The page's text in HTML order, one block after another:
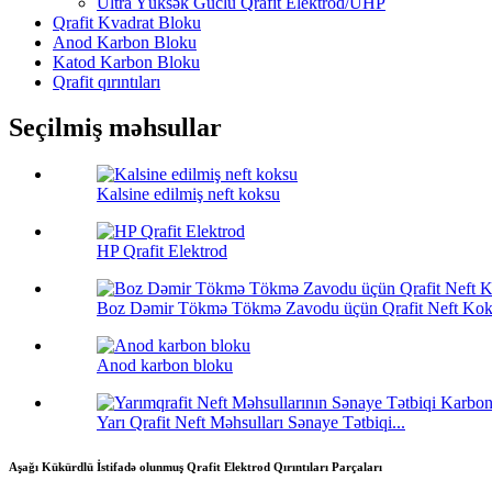
Qrafit Kvadrat Bloku
Anod Karbon Bloku
Katod Karbon Bloku
Qrafit qırıntıları
Seçilmiş məhsullar
Kalsine edilmiş neft koksu
HP Qrafit Elektrod
Boz Dəmir Tökmə Tökmə Zavodu üçün Qrafit Neft
Anod karbon bloku
Yarı Qrafit Neft Məhsulları Sənaye Tətbiqi...
Aşağı Kükürdlü İstifadə olunmuş Qrafit Elektrod Qırıntıları Parçaları